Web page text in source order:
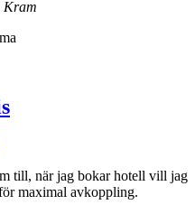
Kram
till, när jag bokar hotell vill jag
maximal avkoppling.